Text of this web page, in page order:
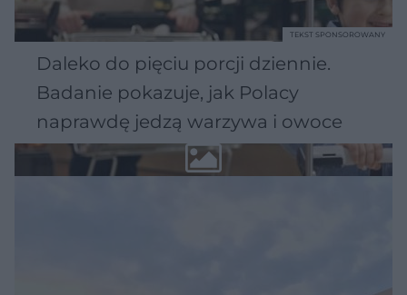
Daleko do pięciu porcji dziennie.
Badanie pokazuje, jak Polacy
naprawdę jedzą warzywa i owoce
TEKST SPONSOROWANY